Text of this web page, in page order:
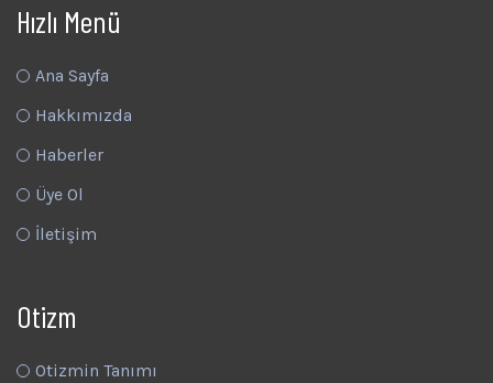
Hızlı Menü
Ana Sayfa
Hakkımızda
Haberler
Üye Ol
İletişim
Otizm
Otizmin Tanımı